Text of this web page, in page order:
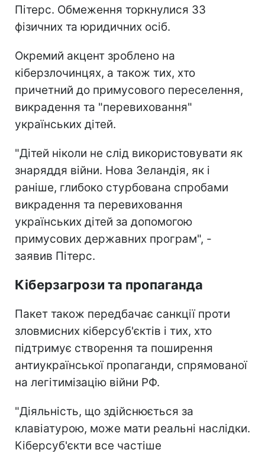
Пітерс. Обмеження торкнулися 33
фізичних та юридичних осіб.
Окремий акцент зроблено на
кіберзлочинцях, а також тих, хто
причетний до примусового переселення,
викрадення та "перевиховання"
українських дітей.
"Дітей ніколи не слід використовувати як
знаряддя війни. Нова Зеландія, як і
раніше, глибоко стурбована спробами
викрадення та перевиховання
українських дітей за допомогою
примусових державних програм", -
заявив Пітерс.
Кіберзагрози та пропаганда
Пакет також передбачає санкції проти
зловмисних кіберсуб'єктів і тих, хто
підтримує створення та поширення
антиукраїнської пропаганди, спрямованої
на легітимізацію війни РФ.
"Діяльність, що здійснюється за
клавіатурою, може мати реальні наслідки.
Кіберсуб'єкти все частіше